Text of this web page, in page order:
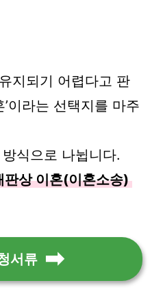
지되기 어렵다고 판
이라는 선택지를 마주
식으로 나뉩니다.
판상 이혼(이혼소송)
서류